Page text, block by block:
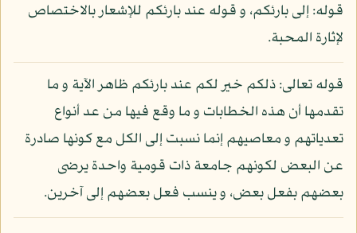
قوله: إلى بارئكم، و قوله عند بارئكم للإشعار بالاختصاص
لإثارة المحبة.
قوله تعالى: ذلكم خير لكم عند بارئكم ظاهر الآية و ما
تقدمها أن هذه الخطابات و ما وقع فيها من عد أنواع
تعدياتهم و معاصيهم إنما نسبت إلى الكل مع كونها صادرة
عن البعض لكونهم جامعة ذات قومية واحدة يرضى
بعضهم بفعل بعض، و ينسب فعل بعضهم إلى آخرين.